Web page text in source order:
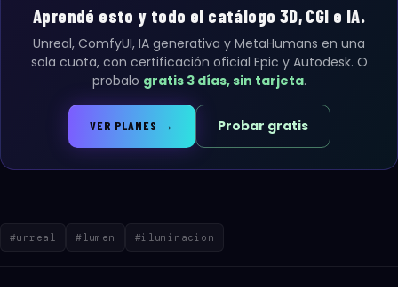
Aprendé esto y todo el catálogo 3D, CGI e IA.
Unreal, ComfyUI, IA generativa y MetaHumans en una
sola cuota, con certificación oficial Epic y Autodesk. O
probalo gratis 3 días, sin tarjeta.
VER PLANES → Probar gratis
#unreal #lumen #iluminacion